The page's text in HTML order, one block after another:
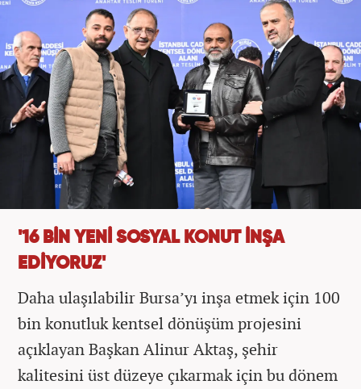
'16 BİN YENİ SOSYAL KONUT İNŞA
EDİYORUZ'
Daha ulaşılabilir Bursa’yı inşa etmek için 100
bin konutluk kentsel dönüşüm projesini
açıklayan Başkan Alinur Aktaş, şehir
kalitesini üst düzeye çıkarmak için bu dönem